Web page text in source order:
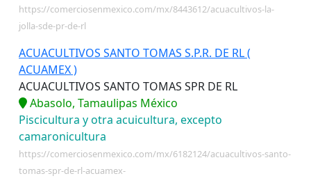
https://comerciosenmexico.com/mx/8443612/acuacultivos-la-
jolla-sde-pr-de-rl
ACUACULTIVOS SANTO TOMAS S.P.R. DE RL (
ACUAMEX )
ACUACULTIVOS SANTO TOMAS SPR DE RL
Abasolo, Tamaulipas México
Piscicultura y otra acuicultura, excepto
camaronicultura
https://comerciosenmexico.com/mx/6182124/acuacultivos-santo-
tomas-spr-de-rl-acuamex-